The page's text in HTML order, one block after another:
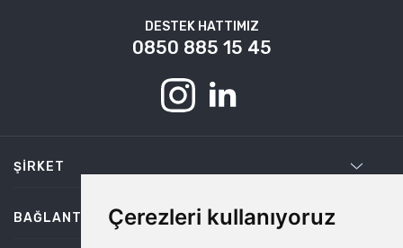
Çerezleri kullanıyoruz
DESTEK HATTIMIZ
0850 885 15 45
ŞIRKET
BAĞLANTILAR